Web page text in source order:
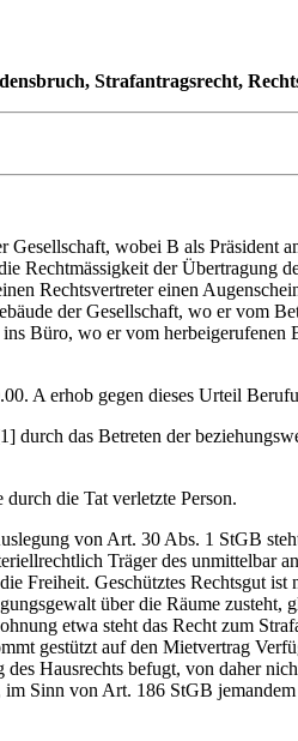
Strafantragsrecht,
wobei B als Präsident
Rechtmässigkeit der Übertragung
Rechtsvertreter einen
der Gesellschaft, wo er vom
Büro, wo er vom
A erhob gegen dieses Urteil
durch das Betreten der
die Tat verletzte Person.
von Art. 30 Abs. 1 StGB
Träger des unmittelbar
Freiheit. Geschütztes Rechtsgut
über die Räume
etwa steht das Recht zum
gestützt auf den Mietvertrag
Hausrechts befugt, von daher
Sinn von Art. 186 StGB